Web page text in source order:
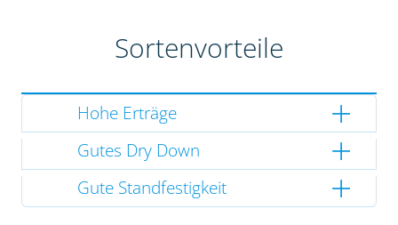
Sortenvorteile
Hohe Erträge
Gutes Dry Down
Gute Standfestigkeit